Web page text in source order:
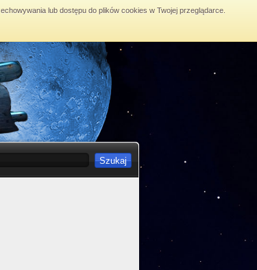
lub dostępu do plików cookies w Twojej przeglądarce.